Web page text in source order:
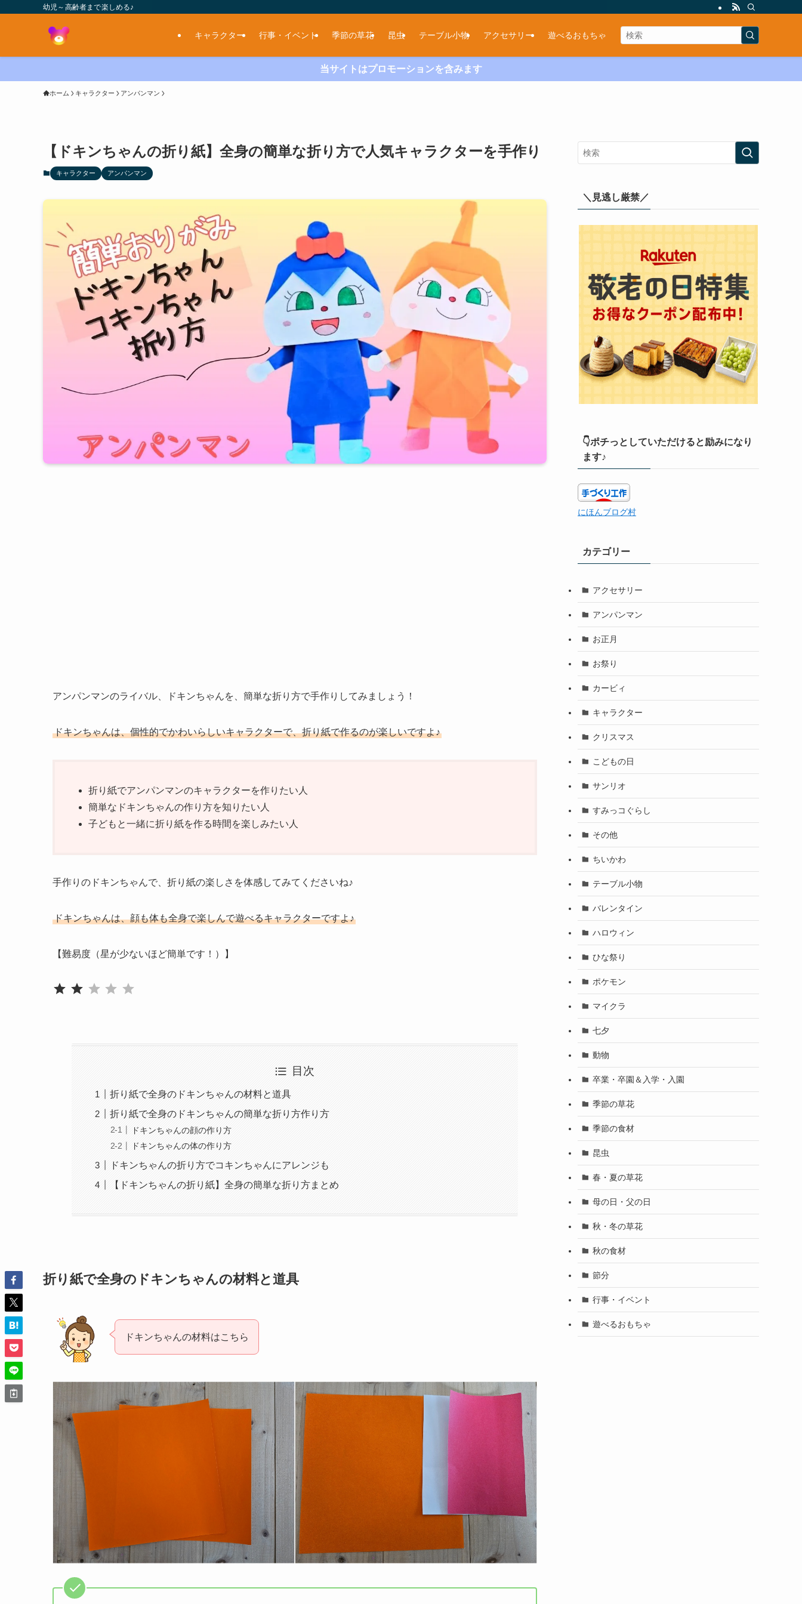
幼児～高齢者まで楽しめる♪
キャラクター 行事・イベント 季節の草花 昆虫 テーブル小物 アクセサリー 遊べるおもちゃ
当サイトはプロモーションを含みます
ホーム キャラクター アンパンマン
【ドキンちゃんの折り紙】全身の簡単な折り方で人気キャラクターを手作り
キャラクター アンパンマン
アンパンマンのライバル、ドキンちゃんを、簡単な折り方で手作りしてみましょう！
ドキンちゃんは、個性的でかわいらしいキャラクターで、折り紙で作るのが楽しいですよ♪
折り紙でアンパンマンのキャラクターを作りたい人
簡単なドキンちゃんの作り方を知りたい人
子どもと一緒に折り紙を作る時間を楽しみたい人
手作りのドキンちゃんで、折り紙の楽しさを体感してみてくださいね♪
ドキンちゃんは、顔も体も全身で楽しんで遊べるキャラクターですよ♪
【難易度（星が少ないほど簡単です！）】
⭐
目次
折り紙で全身のドキンちゃんの材料と道具
折り紙で全身のドキンちゃんの簡単な折り方作り方
ドキンちゃんの顔の作り方
ドキンちゃんの体の作り方
ドキンちゃんの折り方でコキンちゃんにアレンジも
【ドキンちゃんの折り紙】全身の簡単な折り方まとめ
折り紙で全身のドキンちゃんの材料と道具
ドキンちゃんの材料はこちら
＼見逃し厳禁／
👇ポチっとしていただけると励みになり
ます♪
にほんブログ村
カテゴリー
アクセサリー
アンパンマン
お正月
お祭り
カービィ
キャラクター
クリスマス
こどもの日
サンリオ
すみっコぐらし
その他
ちいかわ
テーブル小物
バレンタイン
ハロウィン
ひな祭り
ポケモン
マイクラ
七夕
動物
卒業・卒園＆入学・入園
季節の草花
季節の食材
昆虫
春・夏の草花
母の日・父の日
秋・冬の草花
秋の食材
節分
行事・イベント
遊べるおもちゃ